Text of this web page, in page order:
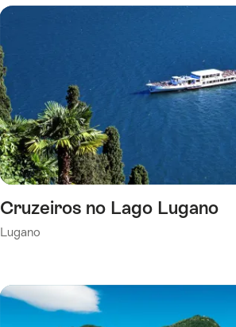
Cruzeiros no Lago Lugano
Lugano